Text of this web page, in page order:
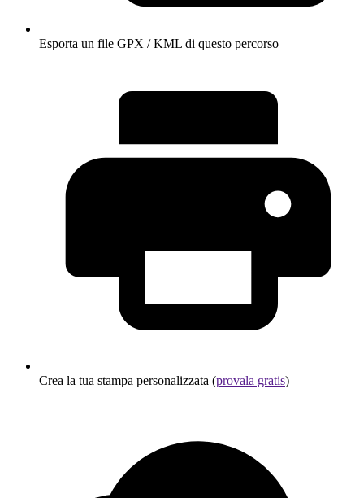
Esporta un file GPX / KML di questo percorso
Crea la tua stampa personalizzata (provala gratis)